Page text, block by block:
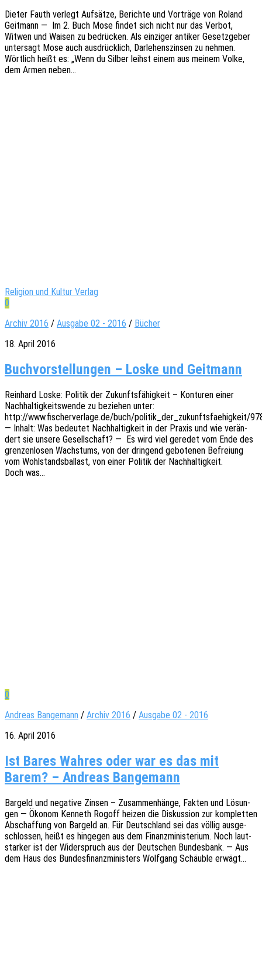
Dieter Fauth verlegt Aufsät­ze, Berich­te und Vorträ­ge von Roland
Geit­mann — Im 2. Buch Mose findet sich nicht nur das Verbot,
Witwen und Waisen zu bedrü­cken. Als einzi­ger anti­ker Gesetz­ge­ber
unter­sagt Mose auch ausdrück­lich, Darle­hens­zin­sen zu nehmen.
Wört­lich heißt es: „Wenn du Silber leihst einem aus meinem Volke,
dem Armen neben…
Religion und Kultur Verlag
0
Archiv 2016 / Ausgabe 02 - 2016 / Bücher
18. April 2016
Buchvorstellungen – Loske und Geitmann
Rein­hard Loske: Poli­tik der Zukunfts­fä­hig­keit – Kontu­ren einer
Nach­hal­tig­keits­wen­de zu bezie­hen unter:
http://www.fischerverlage.de/buch/politik_der_zukunftsfaehigkeit/
— Inhalt: Was bedeu­tet Nach­hal­tig­keit in der Praxis und wie verän­
dert sie unsere Gesell­schaft? — Es wird viel gere­det vom Ende des
gren­zen­lo­sen Wachs­tums, von der drin­gend gebo­te­nen Befrei­ung
vom Wohl­stands­bal­last, von einer Poli­tik der Nach­hal­tig­keit.
Doch was…
0
Andreas Bangemann / Archiv 2016 / Ausgabe 02 - 2016
16. April 2016
Ist Bares Wah­res oder war es das mit
Barem? – Andreas Bangemann
Bargeld und nega­ti­ve Zinsen – Zusam­men­hän­ge, Fakten und Lösun­
gen — Ökonom Kenneth Rogoff heizen die Diskus­si­on zur komplet­ten
Abschaf­fung von Bargeld an. Für Deutsch­land sei das völlig ausge­
schlos­sen, heißt es hinge­gen aus dem Finanz­mi­nis­te­ri­um. Noch laut­
star­ker ist der Wider­spruch aus der Deut­schen Bundes­bank. — Aus
dem Haus des Bundes­fi­nanz­mi­nis­ters Wolf­gang Schäub­le erwägt…